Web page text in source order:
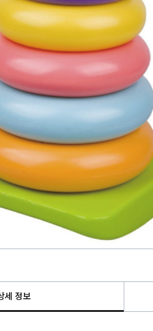
세 정보